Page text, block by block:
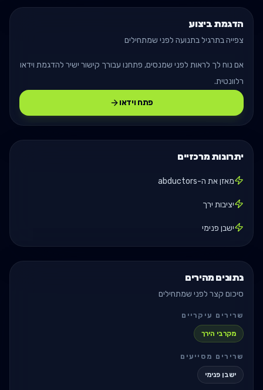
הדגמת ביצוע
צפייה בתרגיל בתנועה לפני שמתחילים
אם נוח לך לראות לפני שמנסים, פתחנו עבורך קישור ישיר להדגמת וידאו
רלוונטית.
פתח וידאו
יתרונות מרכזיים
מאזן את ה-abductors
יציבות ירך
ישבן פנימי
נתונים מהירים
סיכום קצר לפני שמתחילים
שרירים עיקריים
מקרבי הירך
שרירים מסייעים
ישבן פנימי